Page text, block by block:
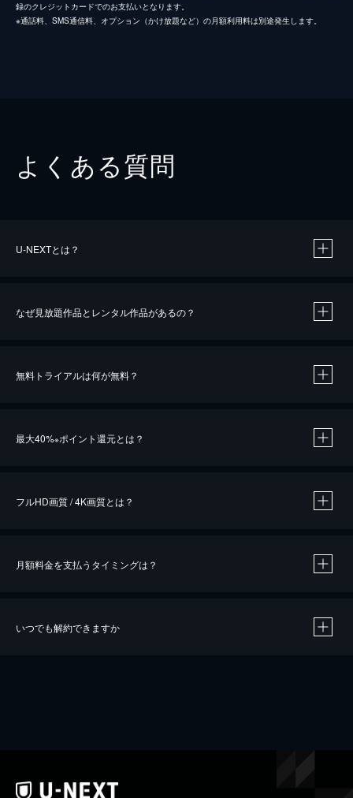
録のクレジットカードでのお支払いとなります。
※通話料、SMS通信料、オプション（かけ放題など）の月額利用料は別途発生します。
よくある質問
U-NEXTとは？
なぜ見放題作品とレンタル作品があるの？
無料トライアルは何が無料？
最大40%※ポイント還元とは？
※40％ポイント還元の対象は、クレジットカード決済による作品の購入 / レンタルです。
フルHD画質 / 4K画質とは？
月額料金を支払うタイミングは？
いつでも解約できますか